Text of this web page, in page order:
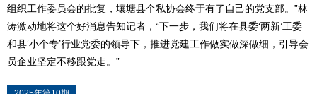
组织工作委员会的批复，壤塘县个私协会终于有了自己的党支部。”林
涛激动地将这个好消息告知记者，“下一步，我们将在县委‘两新’工委
和县‘小个专’行业党委的领导下，推进党建工作做实做深做细，引导会
员企业坚定不移跟党走。”